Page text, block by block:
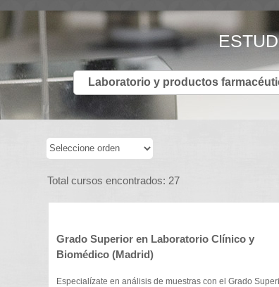
Laboratorio y productos
Total cursos encontrados: 27
Grado Superior en Laboratorio Clínico y
Biomédico (Madrid)
Especialízate en análisis de muestras con el Grado